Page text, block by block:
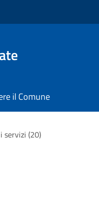
il Comune
servizi (20)